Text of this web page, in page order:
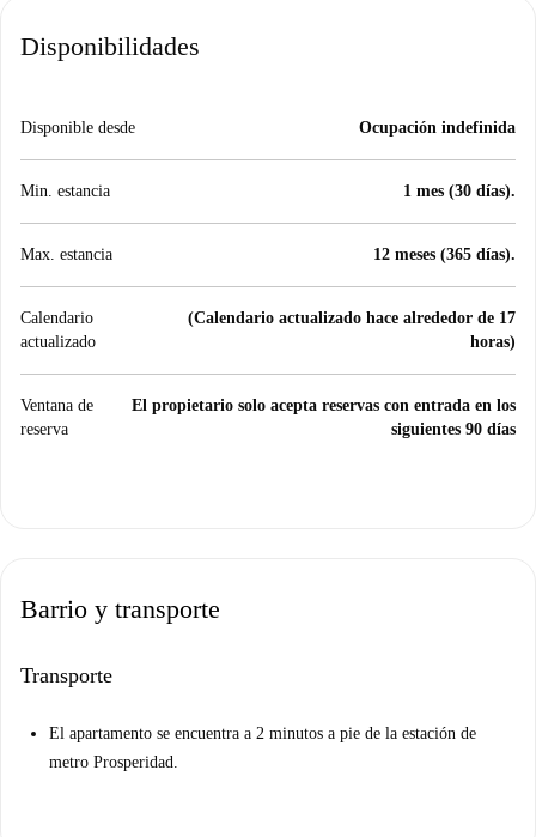
Disponibilidades
Disponible desde Ocupación indefinida
Min. estancia 1 mes (30 días).
Max. estancia 12 meses (365 días).
Calendario
actualizado
(Calendario actualizado hace alrededor de 17
horas)
Ventana de
reserva
El propietario solo acepta reservas con entrada en los
siguientes 90 días
Barrio y transporte
Transporte
El apartamento se encuentra a 2 minutos a pie de la estación de
metro Prosperidad.